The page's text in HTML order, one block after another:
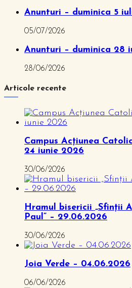
Anunturi – duminica 5
05/07/2026
Anunturi – duminica 28
28/06/2026
Articole recente
Campus Acțiunea
24 iunie 2026
30/06/2026
Hramul bisericii „Sfinții
Paul” – 29.06.2026
30/06/2026
Joia Verde – 04.06.2026
06/06/2026